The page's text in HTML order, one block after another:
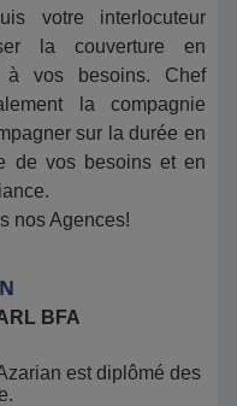
votre interlocuteur
la couverture en
à vos besoins. Chef
la compagnie
sur la durée en
de vos besoins et en
nos Agences!
BFA
est diplômé des